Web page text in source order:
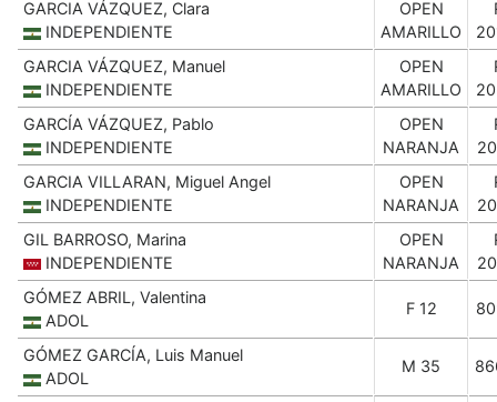
GARCIA VÁZQUEZ, Clara
INDEPENDIENTE
OPEN
AMARILLO
GARCIA VÁZQUEZ, Manuel
INDEPENDIENTE
OPEN
AMARILLO
GARCÍA VÁZQUEZ, Pablo
INDEPENDIENTE
OPEN
NARANJA
GARCIA VILLARAN, Miguel Angel
INDEPENDIENTE
OPEN
NARANJA
GIL BARROSO, Marina
INDEPENDIENTE
OPEN
NARANJA
GÓMEZ ABRIL, Valentina
ADOL
F 12
GÓMEZ GARCÍA, Luis Manuel
ADOL
M 35